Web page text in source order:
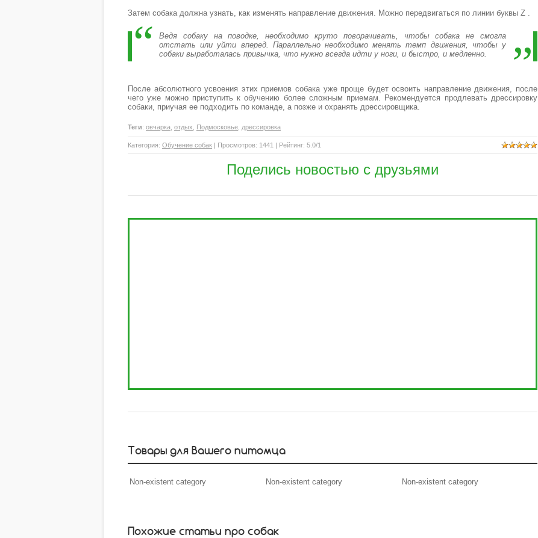
Затем собака должна узнать, как изменять направление движения. Можно передвигаться по линии буквы Z .
Ведя собаку на поводке, необходимо круто поворачивать, чтобы собака не смогла
отстать или уйти вперед. Параллельно необходимо менять темп движения, чтобы у
собаки выработалась привычка, что нужно всегда идти у ноги, и быстро, и медленно.
После абсолютного усвоения этих приемов собака уже проще будет освоить направление движения, после
чего уже можно приступить к обучению более сложным приемам. Рекомендуется продлевать дрессировку
собаки, приучая ее подходить по команде, а позже и охранять дрессировщика.
Теги: овчарка отдых Подмосковье дрессировка
Категория: Обучение собак | Просмотров: 1441 | Рейтинг: 5.0/1
Поделись новостью с друзьями
Товары для Вашего питомца
Non-existent category Non-existent category Non-existent category
Похожие статьи про собак